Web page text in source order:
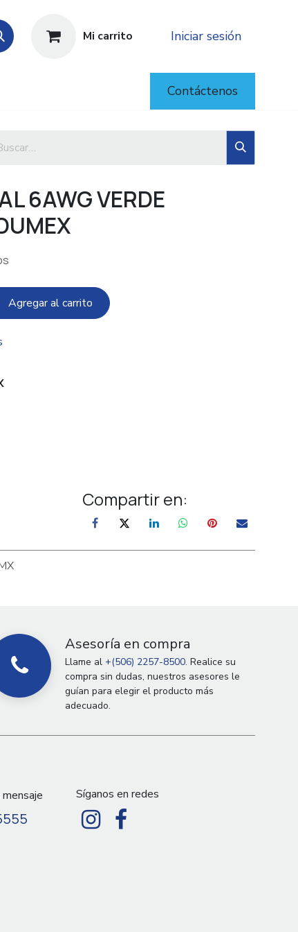
Mi carrito
Iniciar sesión
Contáctenos
6AWG VERDE
Agregar al c​​arrito
Compartir en:
Asesoría en compra
Llame al+(506) 2257-8500. Realice su
compra sin dudas, nuestros asesores le
guían para elegir el producto más
adecuado.
Síganos en redes